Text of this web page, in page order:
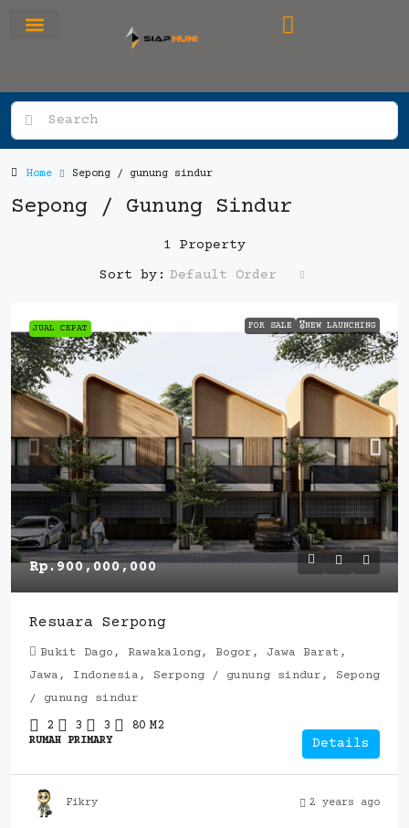
Home Sepong / gunung sindur
Sepong / Gunung Sindur
1 Property
Sort by: Default Order
JUAL CEPAT FOR SALE 🎖️NEW LAUNCHING
Rp.900,000,000
Resuara Serpong
Bukit Dago, Rawakalong, Bogor, Jawa Barat,
Jawa, Indonesia, Serpong / gunung sindur, Sepong
/ gunung sindur
2 3 3 80 M2
RUMAH PRIMARY Details
Fikry 2 years ago